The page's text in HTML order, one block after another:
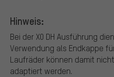
Hinweis:
Bei der X0 DH Ausführung
Verwendung als Endkappe
Laufräder können damit
adaptiert werden.